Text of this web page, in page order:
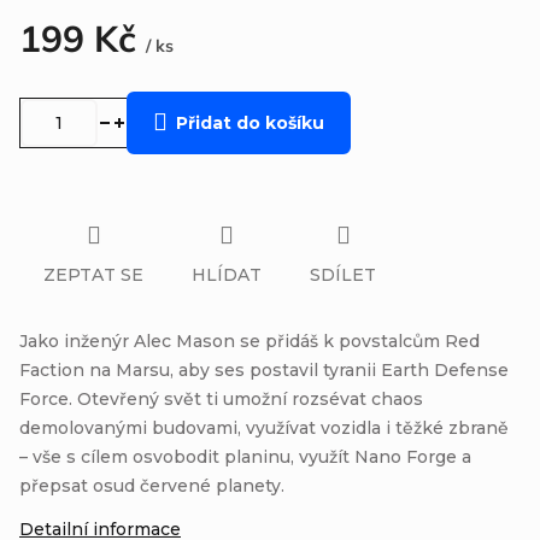
199 Kč / ks
Přidat do košíku
Jako inženýr Alec Mason se přidáš k povstalcům Red
Faction na Marsu, aby ses postavil tyranii Earth Defense
Force. Otevřený svět ti umožní rozsévat chaos
demolovanými budovami, využívat vozidla i těžké zbraně
– vše s cílem osvobodit planinu, využít Nano Forge a
přepsat osud červené planety.
Detailní informace
ZEPTAT SE HLÍDAT SDÍLET